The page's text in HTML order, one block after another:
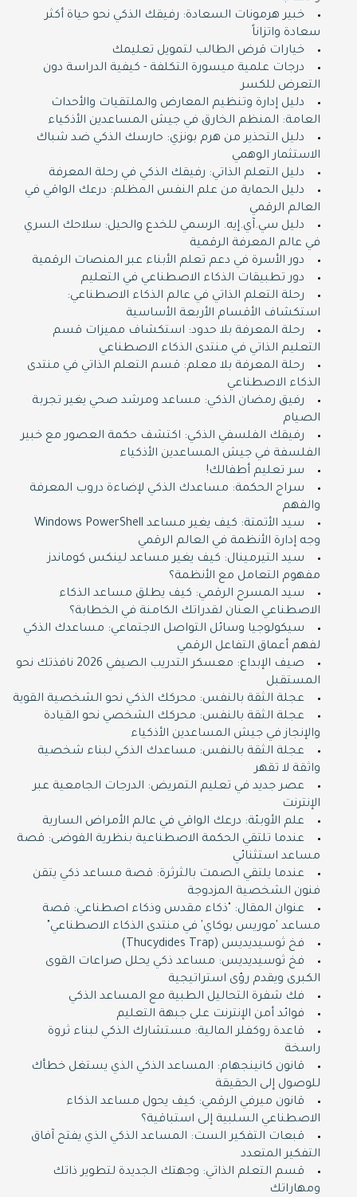
خبير هرمونات السعادة: رفيقك الذكي نحو حياة أكثر
سعادة واتزاناً
خيارات قرض الطالب لتمويل تعليمك
درجات علمية ميسورة التكلفة - كيفية الدراسة دون
التعرض للكسر
دليل إدارة وتنظيم المعارض والملتقيات والأحداث
العامة: المنظم الخارق في جيش المساعدين الأذكياء
دليل التحذير من هرم بونزي: حارسك الذكي ضد شباك
الاستثمار الوهمي
دليل التعلم الذاتي: رفيقك الذكي في رحلة المعرفة
دليل الحماية من علم النفس المظلم: درعك الواقي في
العالم الرقمي
دليل سي.آي.إيه. الرسمي للخدع والحيل: سلاحك السري
في عالم المعرفة الرقمية
دور الأسرة في دعم تعلم الأبناء عبر المنصات الرقمية
دور تطبيقات الذكاء الاصطناعي في التعليم
رحلة التعلم الذاتي في عالم الذكاء الاصطناعي:
استكشاف الأقسام الأربعة الأساسية
رحلة المعرفة بلا حدود: استكشاف مميزات قسم
التعليم الذاتي في منتدى الذكاء الاصطناعي
رحلة المعرفة بلا معلم: قسم التعلم الذاتي في منتدى
الذكاء الاصطناعي
رفيق رمضان الذكي: مساعد ومرشد صحي يغير تجربة
الصيام
رفيقك الفلسفي الذكي: اكتشف حكمة العصور مع خبير
الفلسفة في جيش المساعدين الأذكياء
سر تعليم أطفالك!
سراج الحكمة: مساعدك الذكي لإضاءة دروب المعرفة
والفهم
سيد الأتمتة: كيف يغير مساعد Windows PowerShell
وجه إدارة الأنظمة في العالم الرقمي
سيد التيرمينال: كيف يغير مساعد لينكس كوماندز
مفهوم التعامل مع الأنظمة؟
سيد المسرح الرقمي: كيف يطلق مساعد الذكاء
الاصطناعي العنان لقدراتك الكامنة في الخطابة؟
سيكولوجيا وسائل التواصل الاجتماعي: مساعدك الذكي
لفهم أعماق التفاعل الرقمي
صيف الإبداع: معسكر التدريب الصيفي 2026 نافذتك نحو
المستقبل
عجلة الثقة بالنفس: محركك الذكي نحو الشخصية القوية
عجلة الثقة بالنفس: محركك الشخصي نحو القيادة
والإنجاز في جيش المساعدين الأذكياء
عجلة الثقة بالنفس: مساعدك الذكي لبناء شخصية
واثقة لا تقهر
عصر جديد في تعليم التمريض: الدرجات الجامعية عبر
الإنترنت
علم الأوبئة: درعك الواقي في عالم الأمراض السارية
عندما تلتقي الحكمة الاصطناعية بنظرية الفوضى: قصة
مساعد استثنائي
عندما يلتقي الصمت بالثرثرة: قصة مساعد ذكي يتقن
فنون الشخصية المزدوجة
عنوان المقال: "ذكاء مقدس وذكاء اصطناعي: قصة
مساعد 'موريس بوكاي' في منتدى الذكاء الاصطناعي"
فخ ثوسيديديس (Thucydides Trap)
فخ ثوسيديديس: مساعد ذكي يحلل صراعات القوى
الكبرى ويقدم رؤى استراتيجية
فك شفرة التحاليل الطبية مع المساعد الذكي
فوائد أمن الإنترنت على جبهة التعليم
قاعدة روكفلر المالية: مستشارك الذكي لبناء ثروة
راسخة
قانون كانينجهام: المساعد الذكي الذي يستغل خطأك
للوصول إلى الحقيقة
قانون ميرفي الرقمي: كيف يحول مساعد الذكاء
الاصطناعي السلبية إلى استباقية؟
قبعات التفكير الست: المساعد الذكي الذي يفتح آفاق
التفكير المتعدد
قسم التعلم الذاتي: وجهتك الجديدة لتطوير ذاتك
ومهاراتك